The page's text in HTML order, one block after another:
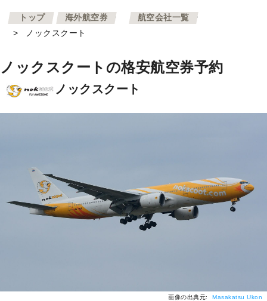
トップ >
海外航空券 >
航空会社一覧
>
ノックスクート
ノックスクートの格安航空券予約
ノックスクート
画像の出典元: Masakatsu Ukon